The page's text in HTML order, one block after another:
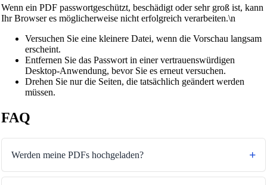
Wenn ein PDF passwortgeschützt, beschädigt oder sehr groß ist, kann
Ihr Browser es möglicherweise nicht erfolgreich verarbeiten.\n
Versuchen Sie eine kleinere Datei, wenn die Vorschau langsam
erscheint.
Entfernen Sie das Passwort in einer vertrauenswürdigen
Desktop-Anwendung, bevor Sie es erneut versuchen.
Drehen Sie nur die Seiten, die tatsächlich geändert werden
müssen.
FAQ
Werden meine PDFs hochgeladen?